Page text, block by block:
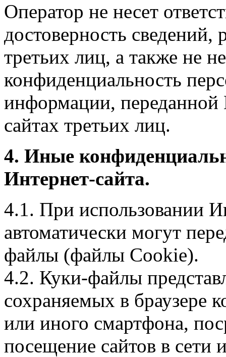
Оператор не несет
достоверность
третьих лиц, а также не
конфиденциальность
информации, переданной
сайтах третьих лиц.
4. Иные
Интернет-сайта.
4.1. При использовании
автоматически могут
файлы (файлы Cookie).
4.2. Куки-файлы
сохраняемых в браузере
или иного смартфона,
посещение сайтов в сети